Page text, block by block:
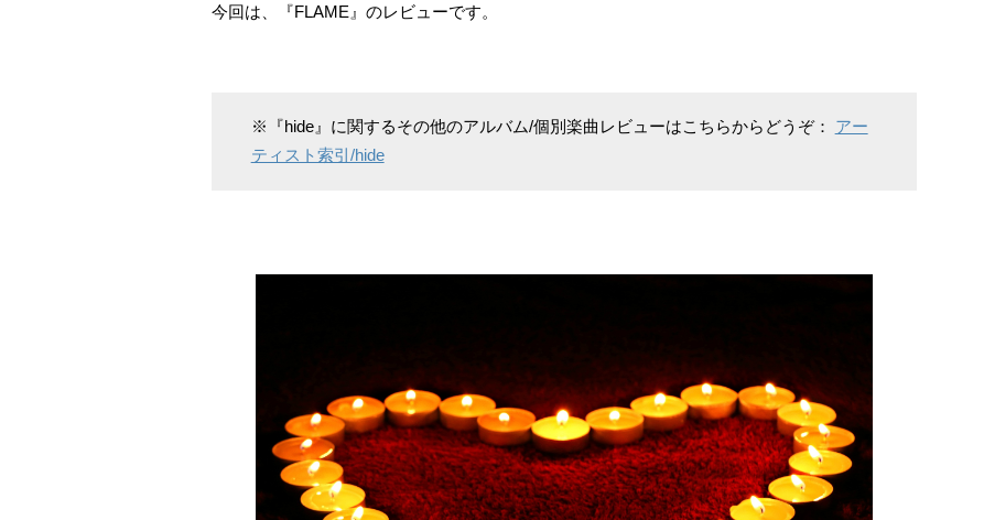
今回は、『FLAME』のレビューです。
※『hide』に関するその他のアルバム/個別楽曲レビューはこちらからどうぞ： アー
ティスト索引/hide